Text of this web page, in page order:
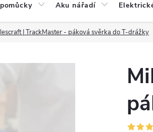
Aku nářadí
| TrackMaster - páková svěrka do T-drážky